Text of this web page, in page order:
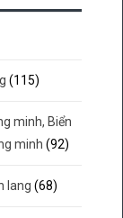
(115)
minh, Biển
minh (92)
lang (68)